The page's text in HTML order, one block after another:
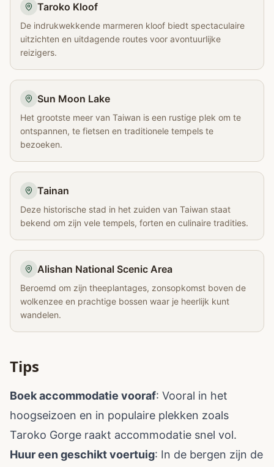
Taroko Kloof
De indrukwekkende marmeren kloof biedt spectaculaire
uitzichten en uitdagende routes voor avontuurlijke
reizigers.
Sun Moon Lake
Het grootste meer van Taiwan is een rustige plek om te
ontspannen, te fietsen en traditionele tempels te
bezoeken.
Tainan
Deze historische stad in het zuiden van Taiwan staat
bekend om zijn vele tempels, forten en culinaire tradities.
Alishan National Scenic Area
Beroemd om zijn theeplantages, zonsopkomst boven de
wolkenzee en prachtige bossen waar je heerlijk kunt
wandelen.
Tips
Boek accommodatie vooraf: Vooral in het
hoogseizoen en in populaire plekken zoals
Taroko Gorge raakt accommodatie snel vol.
Huur een geschikt voertuig: In de bergen zijn de